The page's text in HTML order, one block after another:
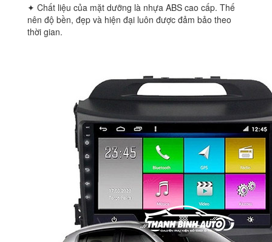
✦ Chất liệu của mặt dưỡng là nhựa ABS cao cấp. Thế
nên độ bền, đẹp và hiện đại luôn được đảm bảo theo
thời gian.